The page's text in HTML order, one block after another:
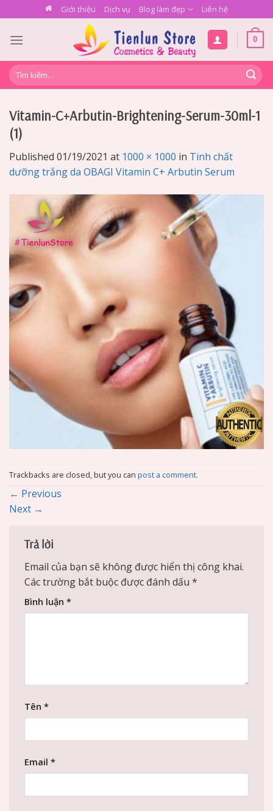
to
content
Giới thiệu Dịch vụ Blog làm đẹp Liên hệ
0
Tìm
kiếm:
Vitamin-C+Arbutin-Brightening-Serum-30ml-1
(1)
Published 01/19/2021 at 1000 × 1000 in Tinh chất
dưỡng trắng da OBAGI Vitamin C+ Arbutin Serum
Trackbacks are closed, but you can post a comment.
← Previous
Next →
Trả lời
Email của bạn sẽ không được hiển thị công khai.
Các trường bắt buộc được đánh dấu *
Bình luận *
Tên *
Email *